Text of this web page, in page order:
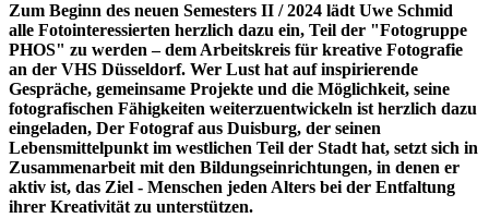
Zum Beginn des neuen Semesters II / 2024 lädt Uwe Schmid
alle Fotointeressierten herzlich dazu ein, Teil der "Fotogruppe
PHOS" zu werden – dem Arbeitskreis für kreative Fotografie
an der VHS Düsseldorf. Wer Lust hat auf inspirierende
Gespräche, gemeinsame Projekte und die Möglichkeit, seine
fotografischen Fähigkeiten weiterzuentwickeln ist herzlich dazu
eingeladen, Der Fotograf aus Duisburg, der seinen
Lebensmittelpunkt im westlichen Teil der Stadt hat, setzt sich in
Zusammenarbeit mit den Bildungseinrichtungen, in denen er
aktiv ist, das Ziel - Menschen jeden Alters bei der Entfaltung
ihrer Kreativität zu unterstützen.